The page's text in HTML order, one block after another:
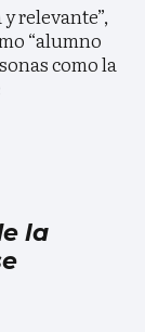
relevante”,
“alumno
como la
la